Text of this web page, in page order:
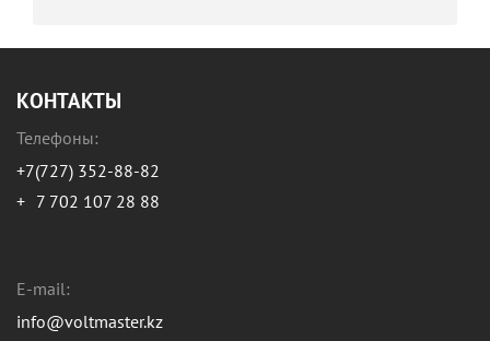
КОНТАКТЫ
Телефоны:
+7(727) 352-88-82
+ 7 702 107 28 88
E-mail:
info@voltmaster.kz